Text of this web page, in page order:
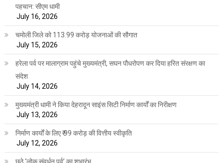
पहचान: सीएम धामी
July 16, 2026
चमोली जिले को 113.99 करोड़ योजनाओं की सौगात
July 15, 2026
हरेला पर्व पर मालाग्राम पहुंचे मुख्यमंत्री, सघन पौधरोपण कर दिया हरित संरक्षण का
संदेश
July 14, 2026
मुख्यमंत्री धामी ने किया देहरादून साइंस सिटी निर्माण कार्यों का निरीक्षण
July 13, 2026
निर्माण कार्यों के लिए ₹ 99 करोड़ की वित्तीय स्वीकृति
July 12, 2026